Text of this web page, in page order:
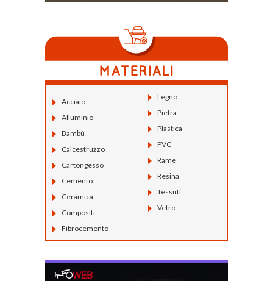
Acciaio
Alluminio
Bambù
Calcestruzzo
Cartongesso
Cemento
Ceramica
Compositi
Fibrocemento
Legno
Pietra
Plastica
PVC
Rame
Resina
Tessuti
Vetro